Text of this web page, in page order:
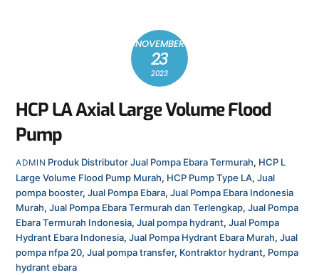
NOVEMBER
23
2023
HCP LA Axial Large Volume Flood
Pump
ADMIN Produk Distributor Jual Pompa Ebara Termurah, HCP L
Large Volume Flood Pump Murah, HCP Pump Type LA,Jual
pompa booster,Jual Pompa Ebara,Jual Pompa Ebara Indonesia
Murah,Jual Pompa Ebara Termurah dan Terlengkap,Jual Pompa
Ebara Termurah Indonesia,Jual pompa hydrant,Jual Pompa
Hydrant Ebara Indonesia,Jual Pompa Hydrant Ebara Murah,Jual
pompa nfpa 20,Jual pompa transfer, Kontraktor hydrant, Pompa
hydrant ebara